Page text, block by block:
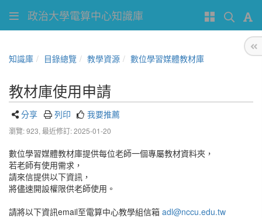
政治大學電算中心知識庫
知識庫 目錄總覽 教學資源 數位學習媒體教材庫
教材庫使用申請
分享 列印 我要推薦
瀏覽: 923, 最近修訂: 2025-01-20
數位學習媒體教材庫提供每位老師一個專屬教材資料夾，
若老師有使用需求，
請來信提供以下資訊，
將儘速開設權限供老師使用。
請將以下資訊email至電算中心教學組信箱 adl@nccu.edu.tw